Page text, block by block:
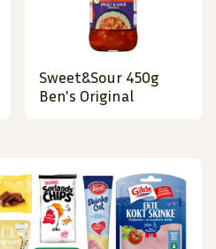
Sweet&Sour 450g
Ben's Original